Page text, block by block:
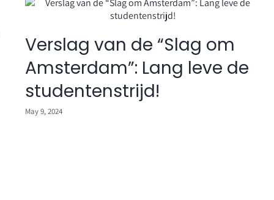
Verslag van de “Slag om
Amsterdam”: Lang leve de
studentenstrijd!
May 9, 2024